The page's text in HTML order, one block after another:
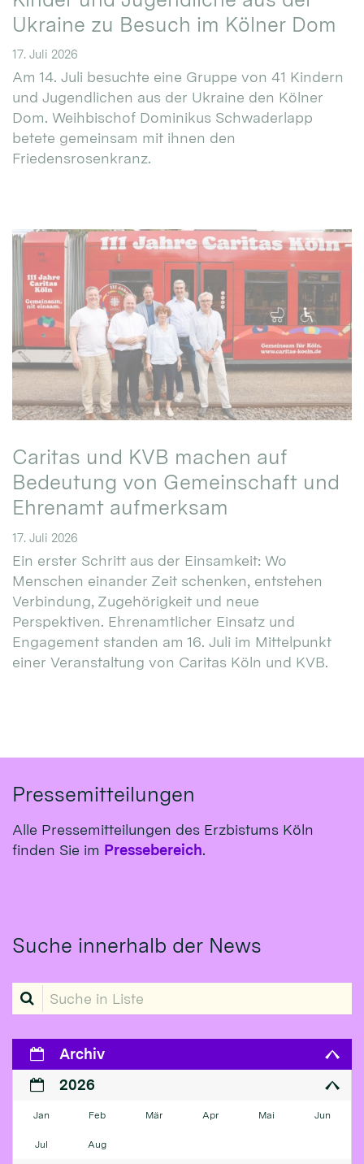
Ukraine zu Besuch im Kölner Dom
17. Juli 2026
Am 14. Juli besuchte eine Gruppe von 41 Kindern
und Jugendlichen aus der Ukraine den Kölner
Dom. Weihbischof Dominikus Schwaderlapp
betete gemeinsam mit ihnen den
Friedensrosenkranz.
Caritas und KVB machen auf
Bedeutung von Gemeinschaft und
Ehrenamt aufmerksam
17. Juli 2026
Ein erster Schritt aus der Einsamkeit: Wo
Menschen einander Zeit schenken, entstehen
Verbindung, Zugehörigkeit und neue
Perspektiven. Ehrenamtlicher Einsatz und
Engagement standen am 16. Juli im Mittelpunkt
einer Veranstaltung von Caritas Köln und KVB.
Pressemitteilungen
Alle Pressemitteilungen des Erzbistums Köln
finden Sie im Pressebereich.
Suche innerhalb der News
Suche in Liste
Archiv
2026
Jan Feb Mär Apr Mai Jun
Jul Aug